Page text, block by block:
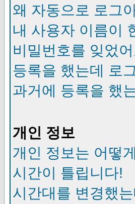
왜 자동으로 로그
내 사용자 이름이
비밀번호를 잊었
등록을 했는데 로
과거에 등록을 했
개인 정보
개인 정보는 어떻
시간이 틀립니다!
시간대를 변경했